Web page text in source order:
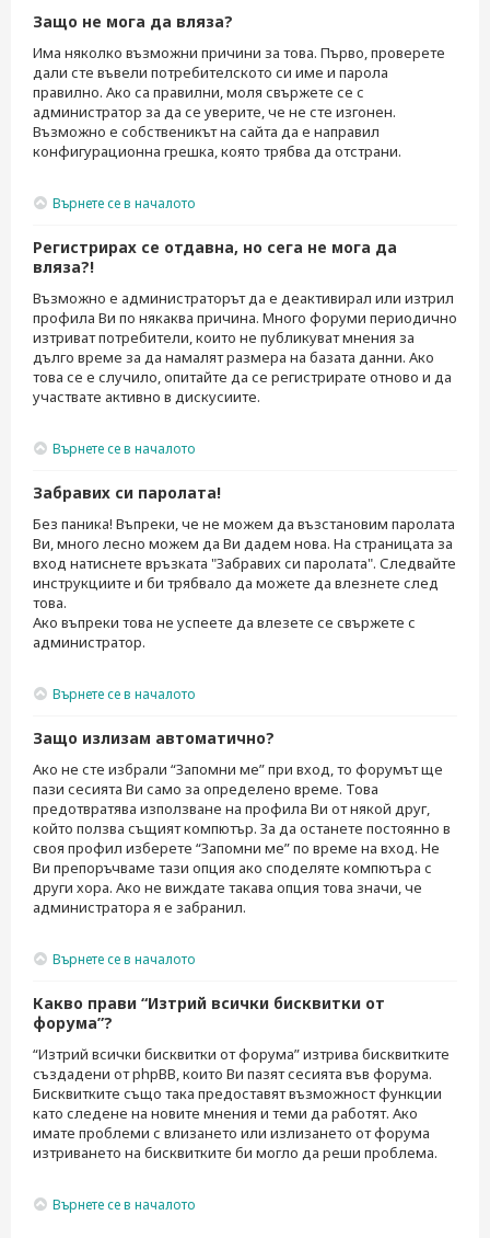
Защо не мога да вляза?
Има няколко възможни причини за това. Първо, проверете
дали сте въвели потребителското си име и парола
правилно. Ако са правилни, моля свържете се с
администратор за да се уверите, че не сте изгонен.
Възможно е собственикът на сайта да е направил
конфигурационна грешка, която трябва да отстрани.
Върнете се в началото
Регистрирах се отдавна, но сега не мога да
вляза?!
Възможно е администраторът да е деактивирал или изтрил
профила Ви по някаква причина. Много форуми периодично
изтриват потребители, които не публикуват мнения за
дълго време за да намалят размера на базата данни. Ако
това се е случило, опитайте да се регистрирате отново и да
участвате активно в дискусиите.
Върнете се в началото
Забравих си паролата!
Без паника! Въпреки, че не можем да възстановим паролата
Ви, много лесно можем да Ви дадем нова. На страницата за
вход натиснете връзката "Забравих си паролата". Следвайте
инструкциите и би трябвало да можете да влезнете след
това.
Ако въпреки това не успеете да влезете се свържете с
администратор.
Върнете се в началото
Защо излизам автоматично?
Ако не сте избрали “Запомни ме” при вход, то форумът ще
пази сесията Ви само за определено време. Това
предотвратява използване на профила Ви от някой друг,
който ползва същият компютър. За да останете постоянно в
своя профил изберете “Запомни ме” по време на вход. Не
Ви препоръчваме тази опция ако споделяте компютъра с
други хора. Ако не виждате такава опция това значи, че
администратора я е забранил.
Върнете се в началото
Какво прави “Изтрий всички бисквитки от
форума”?
“Изтрий всички бисквитки от форума” изтрива бисквитките
създадени от phpBB, които Ви пазят сесията във форума.
Бисквитките също така предоставят възможност функции
като следене на новите мнения и теми да работят. Ако
имате проблеми с влизането или излизането от форума
изтриването на бисквитките би могло да реши проблема.
Върнете се в началото